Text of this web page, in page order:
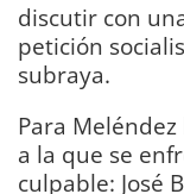
discutir con
petición
subraya.
Para
a la que se
culpable: José